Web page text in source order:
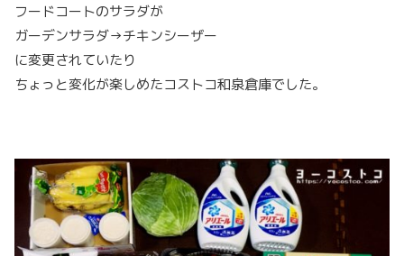
フードコートのサラダが
ガーデンサラダ→チキンシーザー
に変更されていたり
ちょっと変化が楽しめたコストコ和泉倉庫でした。